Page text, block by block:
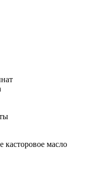
касторовое масло